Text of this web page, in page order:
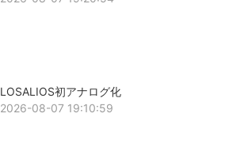
LOSALIOS初アナログ化
2026-08-07 19:10:59